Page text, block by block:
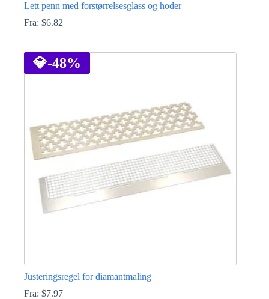
Lett penn med forstørrelsesglass og hoder
Fra: $6.82
produktet
har
flere
på
produktsiden
💎-48%
Justeringsregel for diamantmaling
Fra: $7.97